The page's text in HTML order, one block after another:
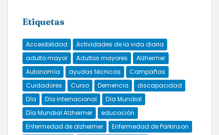
Etiquetas
Accesibilidad
Actividades de la vida diaria
adulto mayor
Adultos mayores
Alzheimer
Autonomía
ayudas técnicas
Campañas
Cuidadores
Curso Demencia
discapacidad
Día
Día internacional
Día Mundial
Día Mundial Alzheimer
educación
Enfermedad de alzheimer
Enfermedad de Parkinson